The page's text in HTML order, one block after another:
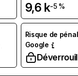
9,6 k-5 %
Risque de
Google